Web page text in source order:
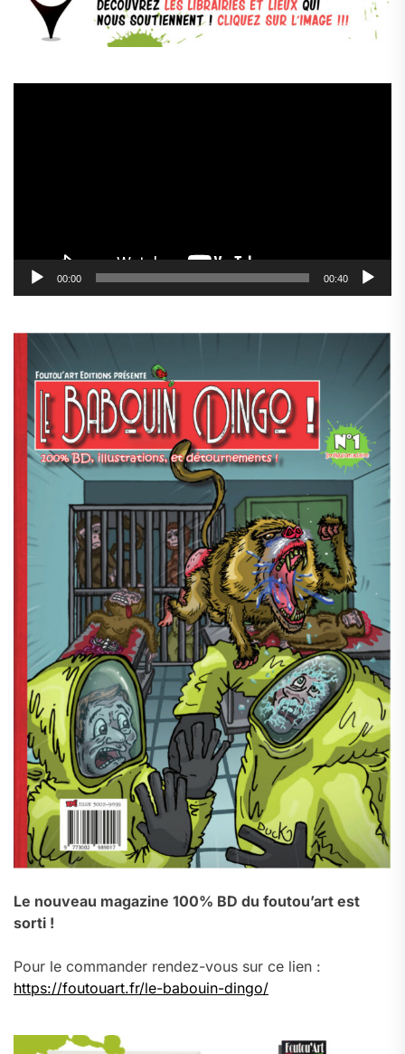
00:00 00:40
Le nouveau magazine 100% BD du foutou’art est
sorti !
Pour le commander rendez-vous sur ce lien :
https://foutouart.fr/le-babouin-dingo/